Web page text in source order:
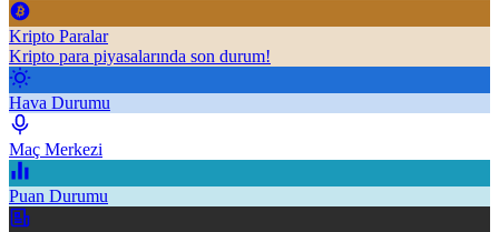
Kripto Paralar
Kripto para piyasalarında son durum!
Hava Durumu
Maç Merkezi
Puan Durumu